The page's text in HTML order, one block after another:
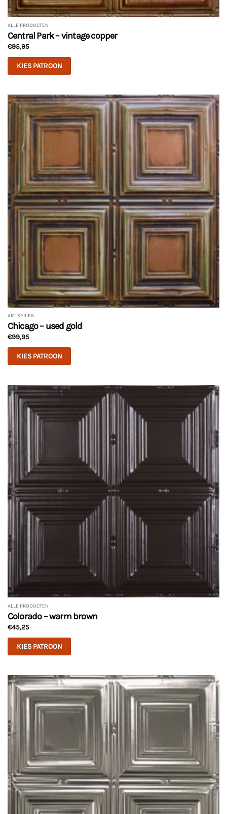
ALLE PRODUCTEN
Central Park – vintage copper
€95,95
KIES PATROON
ART SERIES
Chicago – used gold
€99,95
KIES PATROON
ALLE PRODUCTEN
Colorado – warm brown
€45,25
KIES PATROON